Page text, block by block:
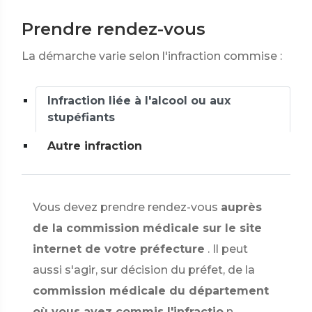
Prendre rendez-vous
La démarche varie selon l'infraction commise :
Infraction liée à l'alcool ou aux
stupéfiants
Autre infraction
Vous devez prendre rendez-vous auprès
de la commission médicale sur le site
internet de votre préfecture . Il peut
aussi s'agir, sur décision du préfet, de la
commission médicale du département